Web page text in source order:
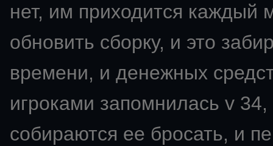
нет, им приходится каждый
обновить сборку, и это
времени, и денежных
игроками запомнилась v
собираются ее бросать, и